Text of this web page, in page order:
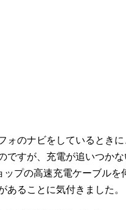
ォのナビをしているとき
ですが、充電が追いつか
ップの高速充電ケーブルを
あることに気付きました。